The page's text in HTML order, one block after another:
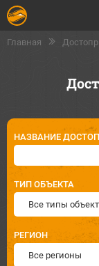
Главная
НАЗВАНИЕ
ТИП ОБЪЕКТА
Все типы
РЕГИОН
Все регионы